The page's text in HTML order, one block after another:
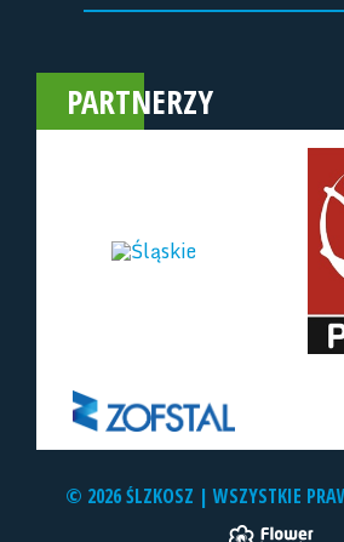
PARTNERZY
© 2026 ŚLZKOSZ | WSZYSTKIE